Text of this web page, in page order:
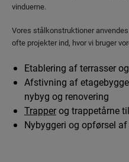
vinduerne.
Vores stålkonstruktioner
ofte projekter ind, hvor vi bruger
Etablering af terrasser og
Afstivning af
nybyg og renovering
Trapperog trappetårne
Nybyggeri og opførsel